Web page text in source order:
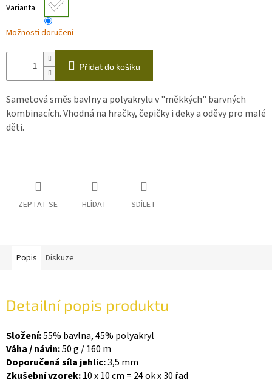
Přihlášení
Varianta
Možnosti doručení
Přidat do košíku
Sametová směs bavlny a polyakrylu v "měkkých" barvných
kombinacích. Vhodná na hračky, čepičky i deky a oděvy pro malé
děti.
ZEPTAT SE HLÍDAT SDÍLET
Popis Diskuze
Detailní popis produktu
Složení:55% bavlna, 45% polyakryl
Váha / návin:50 g / 160 m
Doporučená síla jehlic:3,5 mm
Zkušební vzorek:10 x 10 cm = 24 ok x 30 řad